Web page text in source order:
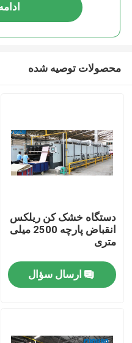
صفحه اصلی
محصولات توصیه شده
دستگاه خشک کن ریلکس
انقباض پارچه 2500 میلی
متری
ارسال سؤال